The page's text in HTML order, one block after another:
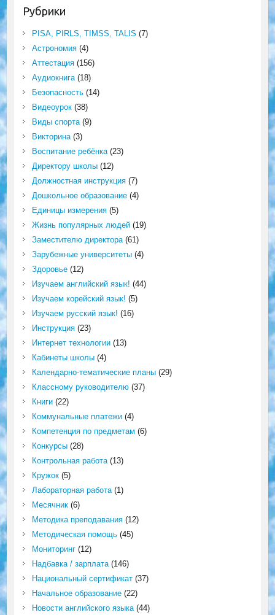
Рубрики
PISA, PIRLS, TIMSS, TALIS (7)
Астрономия(4)
Аттестация(156)
Аудиокнига(18)
Безопасность(14)
Видеоурок(38)
Виды спорта(9)
Викторина(3)
Воспитание ребёнка(23)
Директору школы(12)
Должностная инструкция(7)
Дошкольное образование(4)
Единицы измерения(5)
Жизнь популярных людей(19)
Заместителю директора(61)
Зарубежные университеты(4)
Здоровье(12)
Изучаем английский язык! (44)
Изучаем корейский язык! (5)
Изучаем русский язык! (16)
Инструкция(23)
Интернет технологии(13)
Кабинеты школы(4)
Календарно-тематические планы(29)
Классному руководителю(37)
Книги(22)
Коммунальные платежи(4)
Компетенция по предметам (6)
Конкурсы(28)
Контрольная работа(13)
Кружок(5)
Лабораторная работа(1)
Месячник(6)
Методика преподавания(12)
Методическая помощь(45)
Мониторинг(12)
Надбавка / зарплата(146)
Национальный сертификат(37)
Начальное образование(22)
Новости английского языка(44)